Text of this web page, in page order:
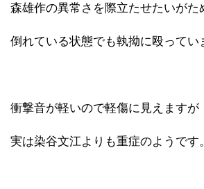
森雄作の異常さを際立たせたいがた
倒れている状態でも執拗に殴ってい
衝撃音が軽いので軽傷に見えますが
実は染谷文江よりも重症のようです。